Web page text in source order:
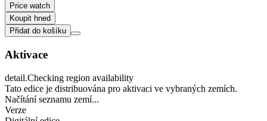
Price watch
Koupit hned
Přidat do košíku
Aktivace
detail.Checking region availability
Tato edice je distribuována pro aktivaci ve vybraných zemích.
Načítání seznamu zemí...
Verze